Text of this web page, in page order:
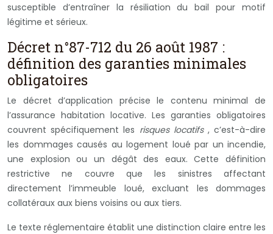
susceptible d’entraîner la résiliation du bail pour motif
légitime et sérieux.
Décret n°87-712 du 26 août 1987 :
définition des garanties minimales
obligatoires
Le décret d’application précise le contenu minimal de
l’assurance habitation locative. Les garanties obligatoires
couvrent spécifiquement les risques locatifs , c’est-à-dire
les dommages causés au logement loué par un incendie,
une explosion ou un dégât des eaux. Cette définition
restrictive ne couvre que les sinistres affectant
directement l’immeuble loué, excluant les dommages
collatéraux aux biens voisins ou aux tiers.
Le texte réglementaire établit une distinction claire entre les